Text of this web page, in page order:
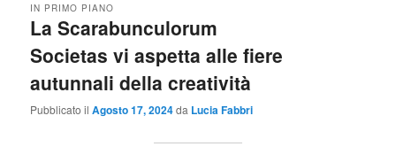
La Scarabunculorum
Societas vi aspetta alle fiere
autunnali della creatività
IN PRIMO PIANO
Pubblicato ilAgosto 17, 2024da Lucia Fabbri